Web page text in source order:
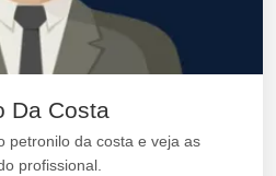
Da Costa
petronilo da costa e veja as
profissional.